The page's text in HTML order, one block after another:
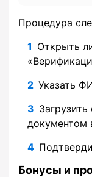
Процедура
Открыть
Указать
документом
Бонусы и